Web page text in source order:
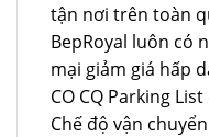
tận nơi trên toàn
BepRoyal luôn có
mại giảm giá hấp
CO CQ Parking
Chế độ vận